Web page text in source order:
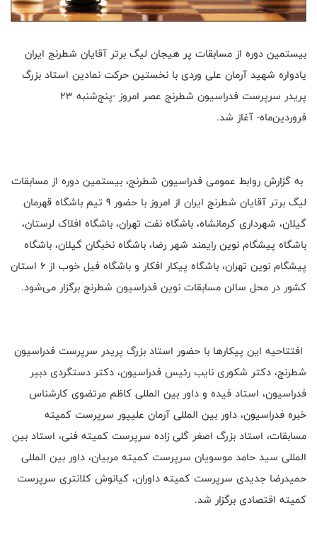
بیستمین دوره از مسابقات پر هیجان لیگ برتر آقایان شطرنج ایران
یادواره شهید آرمان علی وردی با نخستین حرکت نمادین استاد بزرگ
پریدر سرپرست فدراسیون شطرنج عصر امروز -پنج‌شنبه 23
فروردین‌ماه- آغاز شد.
به گزارش روابط عمومی فدراسیون شطرنج، بیستمین دوره از مسابقات
لیگ برتر آقایان شطرنج ایران از امروز با حضور 9 تیم باشگاه قهرمان
گیلان، شهرداری کرمانشاه، باشگاه نفت تهران، باشگاه افلاک لرستان،
باشگاه پیشگام نوین رایمند شهر رضا، باشگاه نخبگان گیلان، باشگاه
پیشگام نوین تهران، باشگاه پیکار افکار و باشگاه فیل خوب از 6 استان
کشور در محل سالن مسابقات نوین فدراسیون شطرنج برگزار می‌شود.
افتتاحیه این پیکارها با حضور استاد بزرگ پریدر سرپرست فدراسیون
شطرنج، دکتر شکوری نایب رئیس فدراسیون، دکتر دستگردی دبیر
فدراسیون، استاد فیده و داور بین المللی کاظم مرتضوی کارشناس
خبره فدراسیون، داور بین المللی آرمان علیپور سرپرست کمیته
مسابقات، استاد بزرگ اصغر گلی زاده سرپرست کمیته فنی، استاد بین
المللی سید حامد موسویان سرپرست کمیته مربیان، داور بین المللی
حمیدرضا جدیدی سرپرست کمیته داوران، کیانوش کلانتری سرپرست
کمیته اقتصادی برگزار شد.